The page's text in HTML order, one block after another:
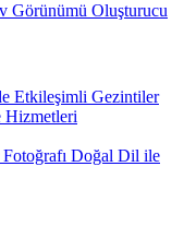
Görünümü Oluşturucu
Etkileşimli Gezintiler
Hizmetleri
Doğal Dil ile